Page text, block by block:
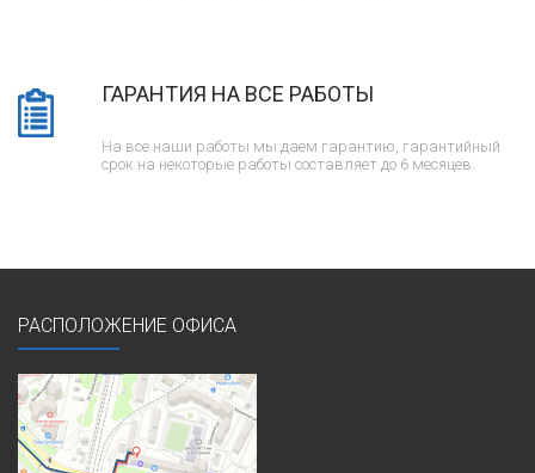
ГАРАНТИЯ НА ВСЕ РАБОТЫ
На все наши работы мы даем гарантию, гарантийный
срок на некоторые работы составляет до 6 месяцев.
РАСПОЛОЖЕНИЕ ОФИСА